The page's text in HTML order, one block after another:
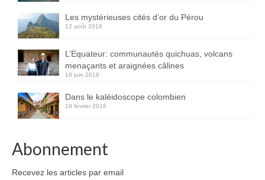
Les mystérieuses cités d’or du Pérou
12 août 2016
L’Equateur: communautés quichuas, volcans
menaçants et araignées câlines
18 juin 2016
Dans le kaléidoscope colombien
19 février 2016
Abonnement
Recevez les articles par email